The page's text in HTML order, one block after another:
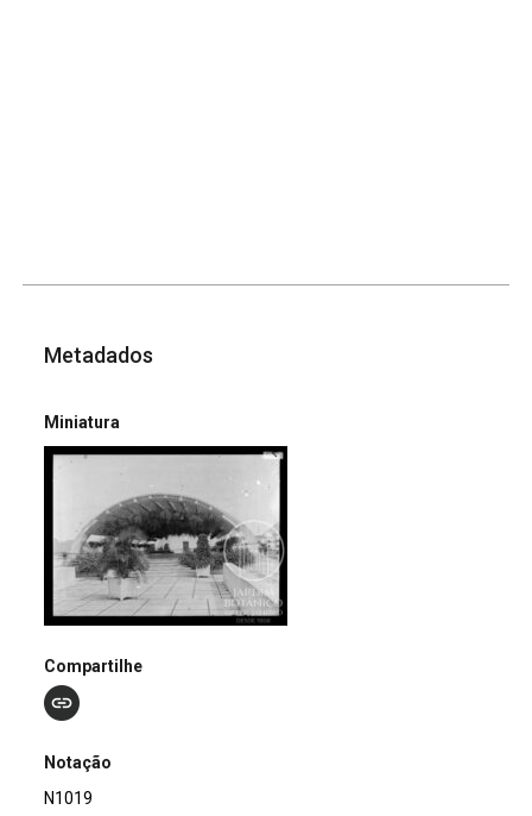
Metadados
Miniatura
Compartilhe
Notação
N1019